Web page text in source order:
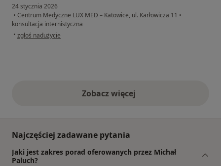
24 stycznia 2026
• Centrum Medyczne LUX MED – Katowice, ul. Karłowicza 11 •
konsultacja internistyczna
• w opinii użytkownika Andrzej
zgłoś nadużycie
Zobacz więcejopinie powyżej
Najczęściej zadawane pytania
Jaki jest zakres porad oferowanych przez Michał
Paluch?